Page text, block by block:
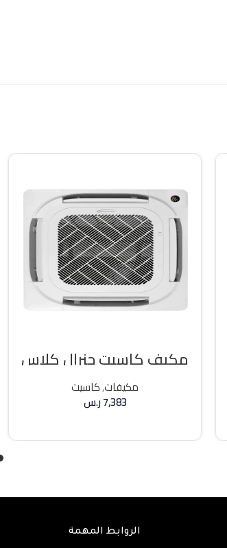
مكيف كاسيت جنرال كلاس
36000 وحده حار / بارد
مكيفات,كاسيت
7,383ر.س
الروابط المهمة